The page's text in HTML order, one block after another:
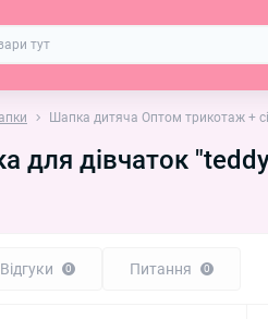
Шапка дитяча Оптом трикотаж +
для дівчаток
Відгуки 0 Питання 0